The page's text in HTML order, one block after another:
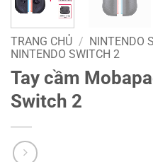
TRANG CHỦ / NINTENDO
NINTENDO SWITCH 2
Tay cầm
Switch 2